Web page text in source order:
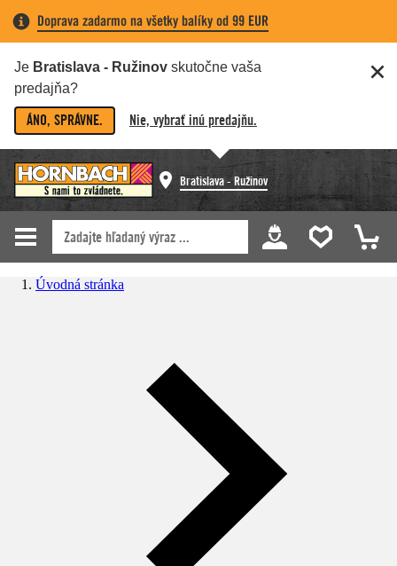
Doprava zadarmo na všetky balíky od 99 EUR
Je Bratislava - Ružinov skutočne vaša
predajňa?
ÁNO, SPRÁVNE. Nie, vybrať inú predajňu.
Bratislava - Ružinov
Úvodná stránka